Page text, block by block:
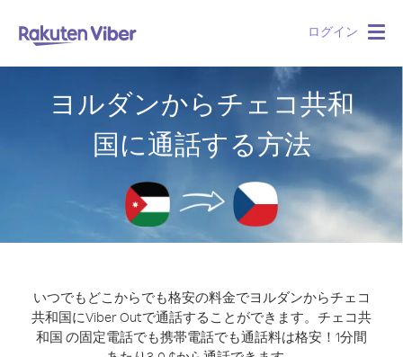
ログイン
ヨルダンからチェコ共和
国に通話する方法
いつでもどこからでも格安の料金でヨルダンからチェコ
共和国にViber Outで通話することができます。 チェコ共
和国 の固定電話でも携帯電話でも通話料は格安！1分間